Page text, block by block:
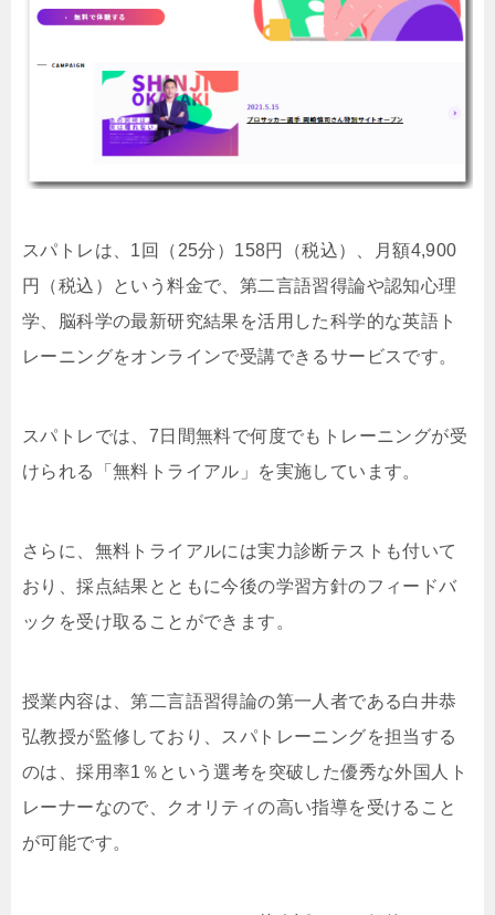
スパトレは、1回（25分）158円（税込）、月額4,900
円（税込）という料金で、第二言語習得論や認知心理
学、脳科学の最新研究結果を活用した科学的な英語ト
レーニングをオンラインで受講できるサービスです。
スパトレでは、7日間無料で何度でもトレーニングが受
けられる「無料トライアル」を実施しています。
さらに、無料トライアルには実力診断テストも付いて
おり、採点結果とともに今後の学習方針のフィードバ
ックを受け取ることができます。
授業内容は、第二言語習得論の第一人者である白井恭
弘教授が監修しており、スパトレーニングを担当する
のは、採用率1％という選考を突破した優秀な外国人ト
レーナーなので、クオリティの高い指導を受けること
が可能です。